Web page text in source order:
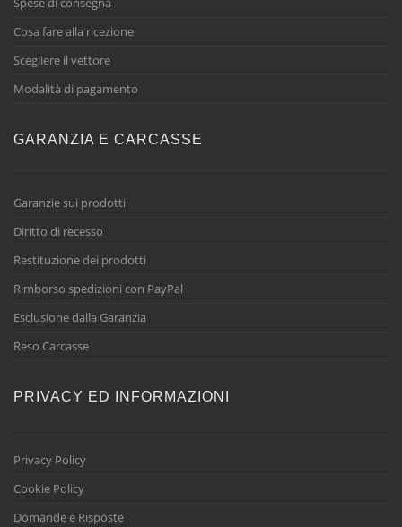
Cosa fare alla ricezione
Scegliere il vettore
Modalità di pagamento
GARANZIA E CARCASSE
Garanzie sui prodotti
Diritto di recesso
Restituzione dei prodotti
Rimborso spedizioni con PayPal
Esclusione dalla Garanzia
Reso Carcasse
PRIVACY ED INFORMAZIONI
Privacy Policy
Cookie Policy
Domande e Risposte